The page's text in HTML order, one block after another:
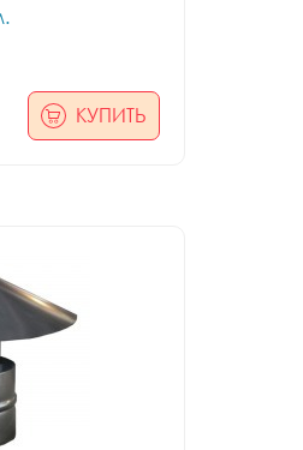
КУПИТЬ